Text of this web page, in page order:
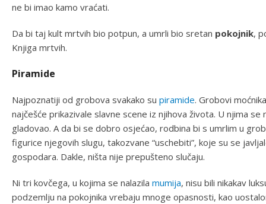
ne bi imao kamo vraćati.
Da bi taj kult mrtvih bio potpun, a umrli bio sretan pokojnik,
Knjiga mrtvih.
Piramide
Najpoznatiji od grobova svakako su piramide. Grobovi
najčešće prikazivale slavne scene iz njihova života. U njima
gladovao. A da bi se dobro osjećao, rodbina bi s umrlim u
figurice njegovih slugu, takozvane “uschebiti”, koje su se
gospodara. Dakle, ništa nije prepušteno slučaju.
Ni tri kovčega, u kojima se nalazila mumija, nisu bili nikakav
podzemlju na pokojnika vrebaju mnoge opasnosti, kao